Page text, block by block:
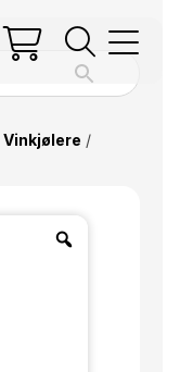
Vinkjølere /